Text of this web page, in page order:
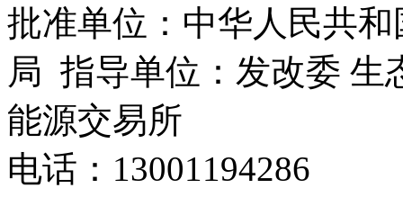
批准单位：中华人民共
局 指导单位：发改委 生
能源交易所
电话：13001194286